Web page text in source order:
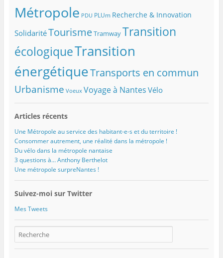
Métropole PDU PLUm Recherche & Innovation
SolidaritéTourismeTramwayTransition
écologiqueTransition
énergétiqueTransports en commun
Urbanisme Voeux Voyage à Nantes Vélo
Articles récents
Une Métropole au service des habitant-e-s et du territoire !
Consommer autrement, une réalité dans la métropole !
Du vélo dans la métropole nantaise
3 questions à… Anthony Berthelot
Une métropole surpreNantes !
Suivez-moi sur Twitter
Mes Tweets